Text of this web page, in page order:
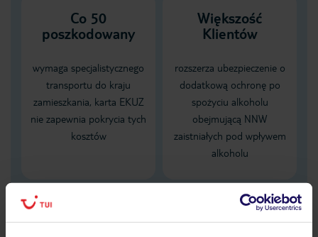
Co 50
poszkodowany
wymaga specjalistycznego
transportu do kraju
zamieszkania, karta EKUZ
nie zapewnia pokrycia tych
kosztów
Większość
Klientów
rozszerza ubezpieczenie o
dodatkową ochronę po
spożyciu alkoholu
obejmującą NNW
zaistniałych pod wpływem
alkoholu
Dane Mondial Assistance
Sprawdź szczegóły